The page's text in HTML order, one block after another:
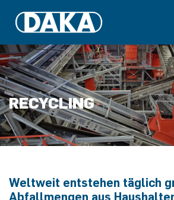
RECYCLING
Weltweit entstehen täglich
Abfallmengen aus